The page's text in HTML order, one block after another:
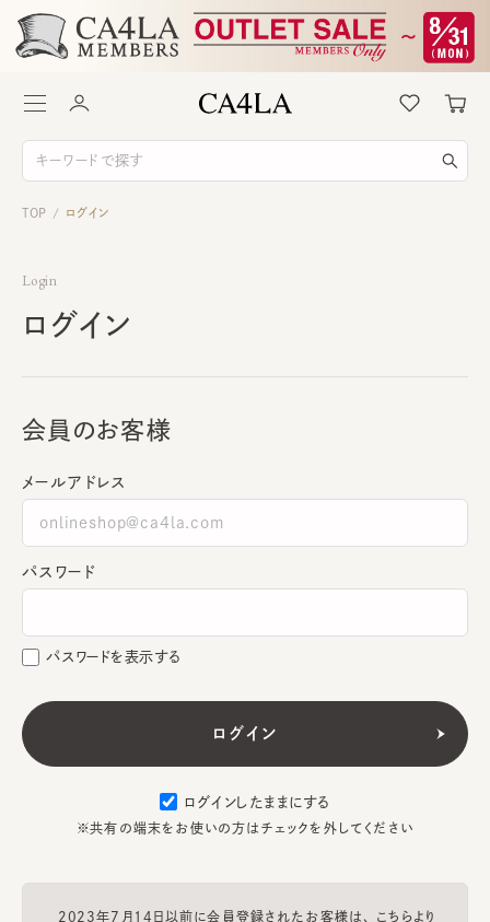
TOP / ログイン
Login
ログイン
会員のお客様
メールアドレス
パスワード
パスワードを表示する
ログインしたままにする
※共有の端末をお使いの方はチェックを外してください
2023年7月14日以前に会員登録されたお客様は、 こちらより